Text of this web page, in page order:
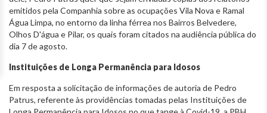
emitidos pela Companhia sobre as ocupações Vila Nova e Ramal
Água Limpa, no entorno da linha férrea nos Bairros Belvedere,
Olhos D'água e Pilar, os quais foram citados na audiência pública do
dia 7 de agosto.
Instituições de Longa Permanência para Idosos
Em resposta a solicitação de informações de autoria de Pedro
Patrus, referente às providências tomadas pelas Instituições de